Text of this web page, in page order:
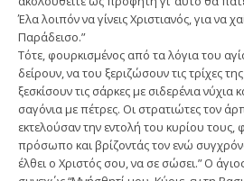
Έλα λοιπόν να γίνεις Χριστιανός, για να
Παράδεισο.”
Τότε, φουρκισμένος από τα λόγια του
δείρουν, να του ξεριζώσουν τις τρίχες
ξεσκίσουν τις σάρκες με σιδερένια
σαγόνια με πέτρες. Οι στρατιώτες τον
εκτελούσαν την εντολή του κυρίου τους,
πρόσωπο και βρίζοντάς τον ενώ
έλθει ο Χριστός σου, να σε σώσει.” Ο